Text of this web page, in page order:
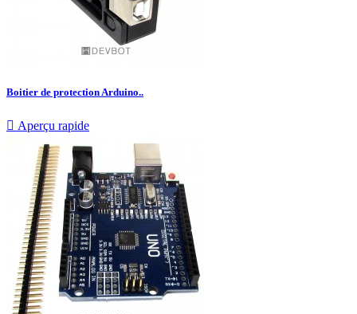
Boitier de protection Arduino..
 Aperçu rapide